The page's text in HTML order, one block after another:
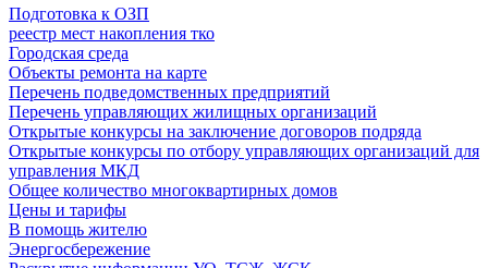
Подготовка к ОЗП
реестр мест накопления тко
Городская среда
Объекты ремонта на карте
Перечень подведомственных предприятий
Перечень управляющих жилищных организаций
Открытые конкурсы на заключение договоров подряда
Открытые конкурсы по отбору управляющих организаций для
управления МКД
Общее количество многоквартирных домов
Цены и тарифы
В помощь жителю
Энергосбережение